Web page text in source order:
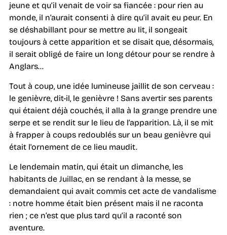
jeune et qu’il venait de voir sa fiancée : pour rien au
monde, il n’aurait consenti à dire qu’il avait eu peur. En
se déshabillant pour se mettre au lit, il songeait
toujours à cette apparition et se disait que, désormais,
il serait obligé de faire un long détour pour se rendre à
Anglars…
Tout à coup, une idée lumineuse jaillit de son cerveau :
le genièvre, dit-il, le genièvre ! Sans avertir ses parents
qui étaient déjà couchés, il alla à la grange prendre une
serpe et se rendit sur le lieu de l’apparition. Là, il se mit
à frapper à coups redoublés sur un beau genièvre qui
était l'ornement de ce lieu maudit.
Le lendemain matin, qui était un dimanche, les
habitants de Juillac, en se rendant à la messe, se
demandaient qui avait commis cet acte de vandalisme
: notre homme était bien présent mais il ne raconta
rien ; ce n’est que plus tard qu’il a raconté son
aventure.